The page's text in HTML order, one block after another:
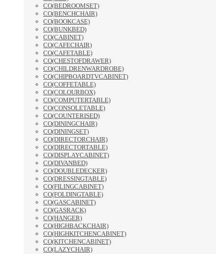
CO(BEDROOMSET)
CO(BENCHCHAIR)
CO(BOOKCASE)
CO(BUNKBED)
CO(CABINET)
CO(CAFECHAIR)
CO(CAFETABLE)
CO(CHESTOFDRAWER)
CO(CHILDRENWARDROBE)
CO(CHIPBOARDTVCABINET)
CO(COFFETABLE)
CO(COLOURBOX)
CO(COMPUTERTABLE)
CO(CONSOLETABLE)
CO(COUNTERISED)
CO(DININGCHAIR)
CO(DININGSET)
CO(DIRECTORCHAIR)
CO(DIRECTORTABLE)
CO(DISPLAYCABINET)
CO(DIVANBED)
CO(DOUBLEDECKER)
CO(DRESSINGTABLE)
CO(FILINGCABINET)
CO(FOLDINGTABLE)
CO(GASCABINET)
CO(GASRACK)
CO(HANGER)
CO(HIGHBACKCHAIR)
CO(HIGHKITCHENCABINET)
CO(KITCHENCABINET)
CO(LAZYCHAIR)